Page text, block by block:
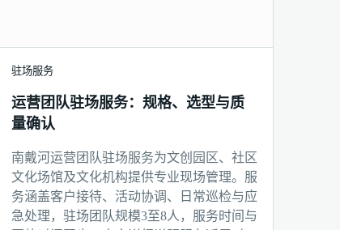
驻场服务
运营团队驻场服务：规格、选型与质
量确认
南戴河运营团队驻场服务为文创园区、社区
文化场馆及文化机构提供专业现场管理。服
务涵盖客户接待、活动协调、日常巡检与应
急处理，驻场团队规模3至8人，服务时间与